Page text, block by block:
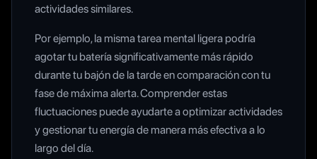
actividades similares.
Por ejemplo, la misma tarea mental ligera podría
agotar tu batería significativamente más rápido
durante tu bajón de la tarde en comparación con tu
fase de máxima alerta. Comprender estas
fluctuaciones puede ayudarte a optimizar actividades
y gestionar tu energía de manera más efectiva a lo
largo del día.